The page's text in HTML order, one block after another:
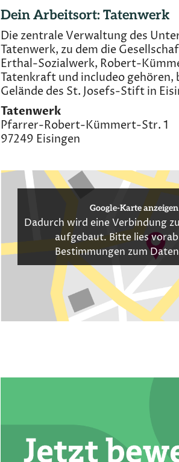
Dein Arbeitsort: Tatenwerk
Die zentrale Verwaltung des
Tatenwerk, zu dem die
Erthal-Sozialwerk, Robert-
Tatenkraft und includeo gehören,
Gelände des St. Josefs-Stift in
Tatenwerk
Pfarrer-Robert-Kümmert-Str. 1
97249 Eisingen
Google-Karte anzeigen
Dadurch wird eine Verbindung
aufgebaut. Bitte lies
Bestimmungen zum